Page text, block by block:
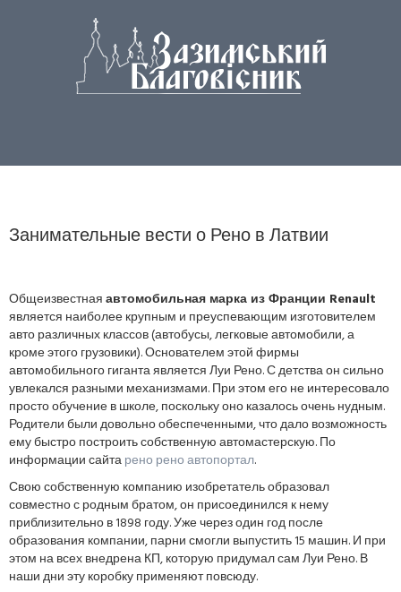
Занимательные вести о Рено в Латвии
Общеизвестнаяавтомобильная марка из Франции Renault
является наиболее крупным и преуспевающим изготовителем
авто различных классов (автобусы, легковые автомобили, а
кроме этого грузовики). Основателем этой фирмы
автомобильного гиганта является Луи Рено. С детства он сильно
увлекался разными механизмами. При этом его не интересовало
просто обучение в школе, поскольку оно казалось очень нудным.
Родители были довольно обеспеченными, что дало возможность
ему быстро построить собственную автомастерскую. По
информации сайтарено рено автопортал.
Свою собственную компанию изобретатель образовал
совместно с родным братом, он присоединился к нему
приблизительно в 1898 году. Уже через один год после
образования компании, парни смогли выпустить 15 машин. И при
этом на всех внедрена КП, которую придумал сам Луи Рено. В
наши дни эту коробку применяют повсюду.